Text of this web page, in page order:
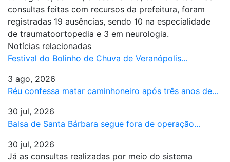
consultas feitas com recursos da prefeitura, foram
registradas 19 ausências, sendo 10 na especialidade
de traumatoortopedia e 3 em neurologia.
Notícias relacionadas
Festival do Bolinho de Chuva de Veranópolis…
3 ago, 2026
Réu confessa matar caminhoneiro após três anos de…
30 jul, 2026
Balsa de Santa Bárbara segue fora de operação…
30 jul, 2026
Já as consultas realizadas por meio do sistema